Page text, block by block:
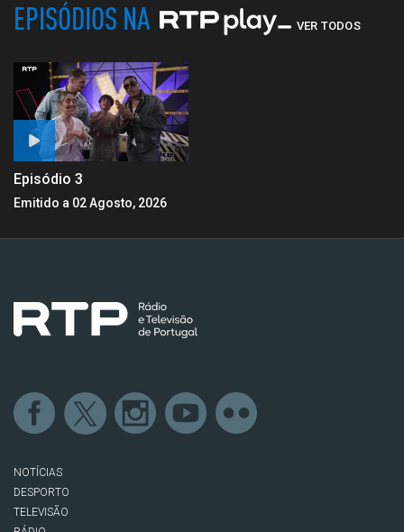
EPISÓDIOS NA VER TODOS
Episódio 3
Emitido a 02 Agosto, 2026
NOTÍCIAS
DESPORTO
TELEVISÃO